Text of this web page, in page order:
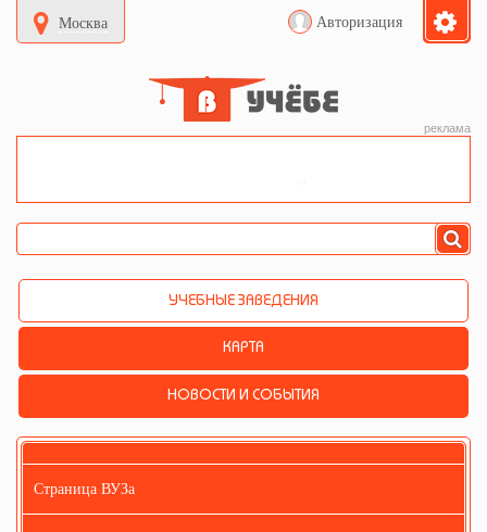
Москва Авторизация
реклама
УЧЕБНЫЕ ЗАВЕДЕНИЯ
КАРТА
НОВОСТИ И СОБЫТИЯ
Страница ВУЗа